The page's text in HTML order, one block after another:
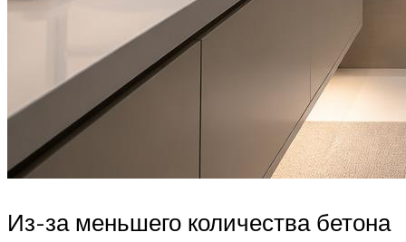
Из-за меньшего количества бетона